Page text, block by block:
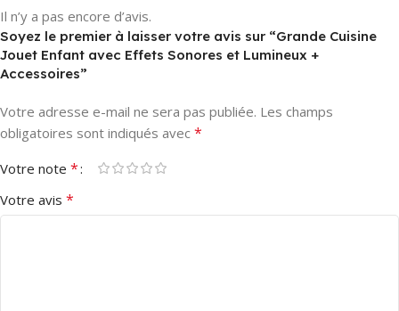
Il n’y a pas encore d’avis.
Soyez le premier à laisser votre avis sur “Grande Cuisine
Jouet Enfant avec Effets Sonores et Lumineux +
Accessoires”
Votre adresse e-mail ne sera pas publiée. Les champs
obligatoires sont indiqués avec *
Votre note *
Votre avis *